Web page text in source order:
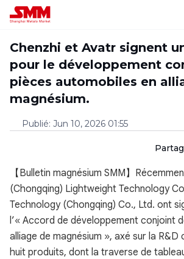
Chenzhi et Avatr signent
pour le développement
pièces automobiles en
magnésium.
Publié: Jun 10, 2026 01:55
【Bulletin magnésium SMM】
(Chongqing) Lightweight Technology
Technology (Chongqing) Co., Ltd. ont
l’« Accord de développement conjoint
alliage de magnésium », axé sur la
huit produits, dont la traverse de